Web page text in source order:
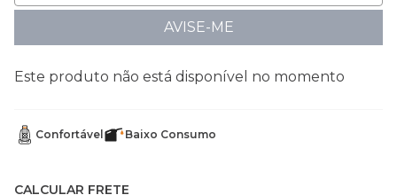
AVISE-ME
Este produto não está disponível no momento
Confortável Baixo Consumo
CALCULAR FRETE